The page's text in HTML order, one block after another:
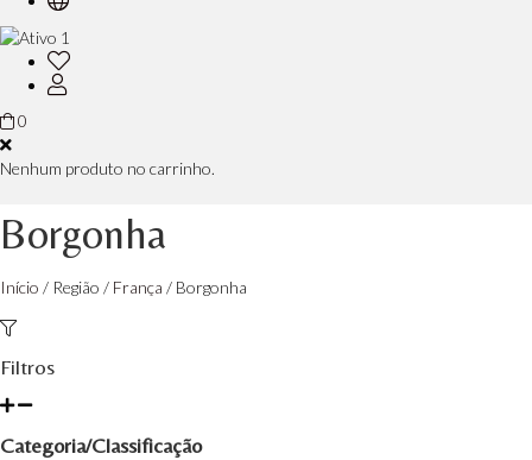
0
Nenhum produto no carrinho.
Borgonha
Início / Região / França / Borgonha
Filtros
Categoria/Classificação